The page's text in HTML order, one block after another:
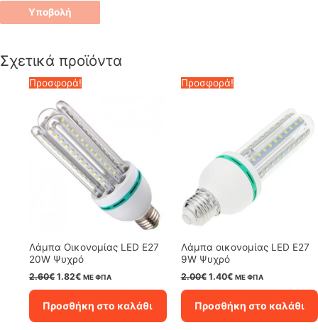
Σχετικά προϊόντα
Προσφορά!
Λάμπα Οικονομίας LED E27
20W Ψυχρό
2.60€ Original
2.60€.
1.82€Η
είναι:
1.82€.
ΜΕ ΦΠΑ
Προσθήκη στο καλάθι
Προσφορά!
Λάμπα οικονομίας LED E27
9W Ψυχρό
2.00€ Original
2.00€.
1.40€Η
είναι:
1.40€.
ΜΕ ΦΠΑ
Προσθήκη στο καλάθι